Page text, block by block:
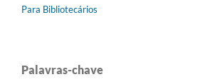
Para Bibliotecários
Palavras-chave